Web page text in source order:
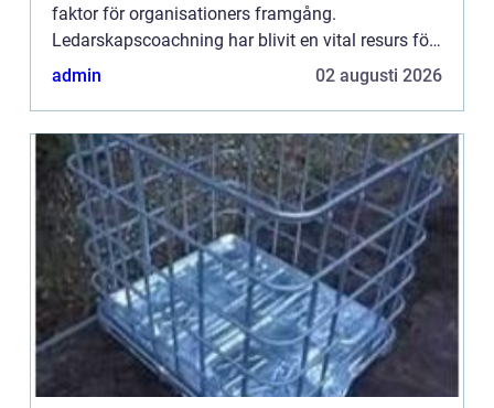
faktor för organisationers framgång.
Ledarskapscoachning har blivit en vital resurs för
chefer och ...
admin 02 augusti 2026